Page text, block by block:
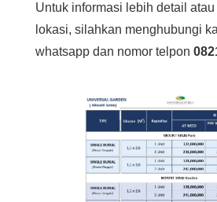
Untuk informasi lebih detail
lokasi, silahkan menghubungi
whatsapp dan nomor telpon